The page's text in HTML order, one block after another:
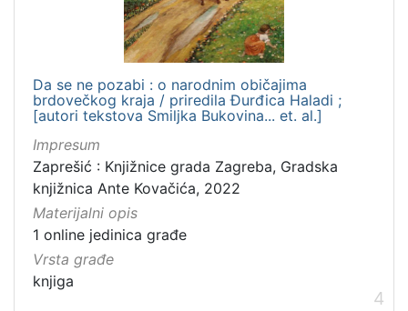
Da se ne pozabi : o narodnim običajima
brdovečkog kraja / priredila Đurđica Haladi ;
[autori tekstova Smiljka Bukovina... et. al.]
Impresum
Zaprešić : Knjižnice grada Zagreba, Gradska
knjižnica Ante Kovačića, 2022
Materijalni opis
1 online jedinica građe
Vrsta građe
knjiga
4